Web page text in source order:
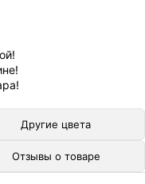
Другие цвета
Отзывы о товаре